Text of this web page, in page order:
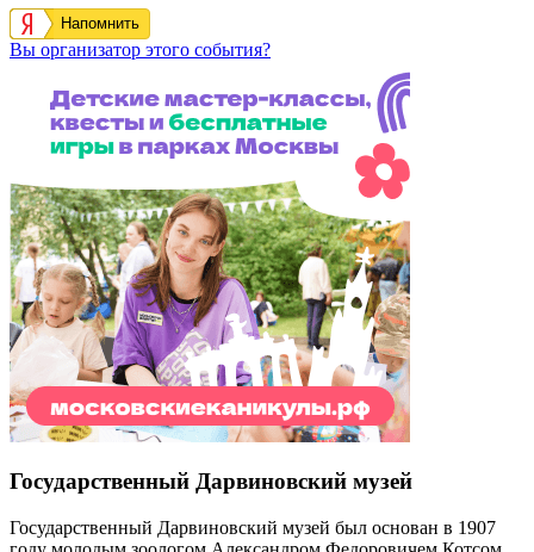
Напомнить
Вы организатор этого события?
Государственный Дарвиновский музей
Государственный Дарвиновский музей был основан в 1907